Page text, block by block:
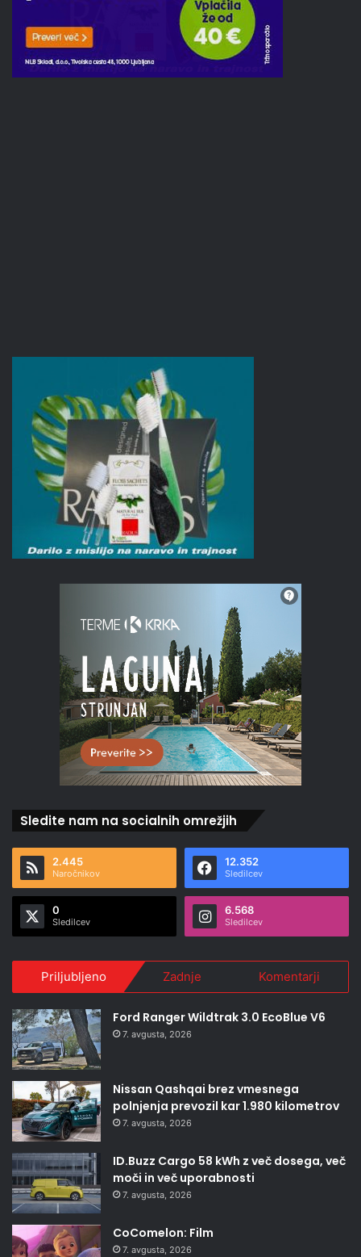
Sledite nam na socialnih omrežjih
2.445
Naročnikov
12.352
Sledilcev
0
Sledilcev
6.568
Sledilcev
Priljubljeno Zadnje Komentarji
Ford Ranger Wildtrak 3.0 EcoBlue V6
7. avgusta, 2026
Nissan Qashqai brez vmesnega
polnjenja prevozil kar 1.980 kilometrov
7. avgusta, 2026
ID.Buzz Cargo 58 kWh z več dosega, več
moči in več uporabnosti
7. avgusta, 2026
CoComelon: Film
7. avgusta, 2026